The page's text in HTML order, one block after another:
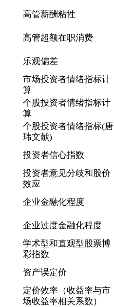
高管薪酬粘性
高管超额在职消费
乐观偏差
市场投资者情绪指标计
算
个股投资者情绪指标计
算
个股投资者情绪指标(唐
玮文献)
投资者信心指数
投资者意见分歧和股价
效应
企业金融化程度
企业过度金融化程度
学术型和直观型股票博
彩指数
资产误定价
定价效率（收益率与市
场收益率相关系数）